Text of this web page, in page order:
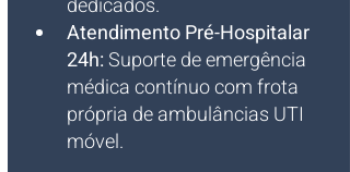
dedicados.
Atendimento Pré-Hospitalar
24h: Suporte de emergência
médica contínuo com frota
própria de ambulâncias UTI
móvel.